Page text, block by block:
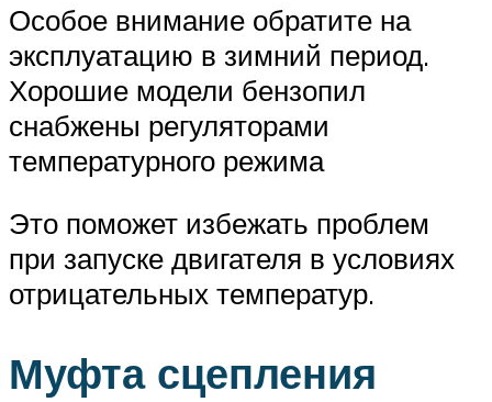
Особое внимание обратите на
эксплуатацию в зимний период.
Хорошие модели бензопил
снабжены регуляторами
температурного режима
Это поможет избежать проблем
при запуске двигателя в условиях
отрицательных температур.
Муфта сцепления